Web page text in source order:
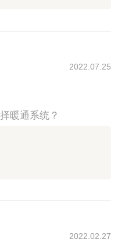
2022.07.25
暖通系统？
2022.02.27